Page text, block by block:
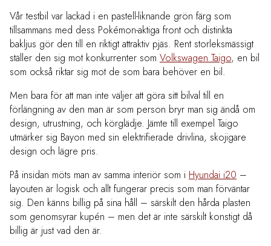
Vår testbil var lackad i en pastell-liknande grön färg som
tillsammans med dess Pokémon-aktiga front och distinkta
bakljus gör den till en riktigt attraktiv pjäs. Rent storleksmässigt
ställer den sig mot konkurrenter som Volkswagen Taigo, en bil
som också riktar sig mot de som bara behöver en bil.
Men bara för att man inte väljer att göra sitt bilval till en
förlängning av den man är som person bryr man sig ändå om
design, utrustning, och körglädje. Jämte till exempel Taigo
utmärker sig Bayon med sin elektrifierade drivlina, skojigare
design och lägre pris.
På insidan möts man av samma interiör som i Hyundai i20 –
layouten är logisk och allt fungerar precis som man förväntar
sig. Den känns billig på sina håll – särskilt den hårda plasten
som genomsyrar kupén – men det är inte särskilt konstigt då
billig är just vad den är.